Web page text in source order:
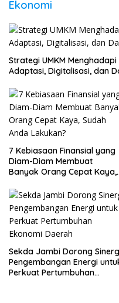
Ekonomi
Strategi UMKM
Adaptasi, Digitalisasi, dan
7 Kebiasaan Finansial yang
Diam-Diam Membuat
Banyak Orang Cepat Kaya,
Sekda Jambi Dorong
Pengembangan Energi
Perkuat Pertumbuhan